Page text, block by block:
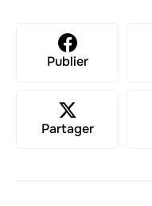
Publier
Partager